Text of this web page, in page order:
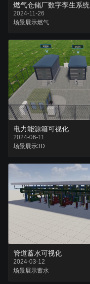
燃气仓储厂数字孪生系统
2024-11-26
场景展示燃气
电力能源箱可视化
2024-06-11
场景展示3D
管道蓄水可视化
2024-03-12
场景展示蓄水